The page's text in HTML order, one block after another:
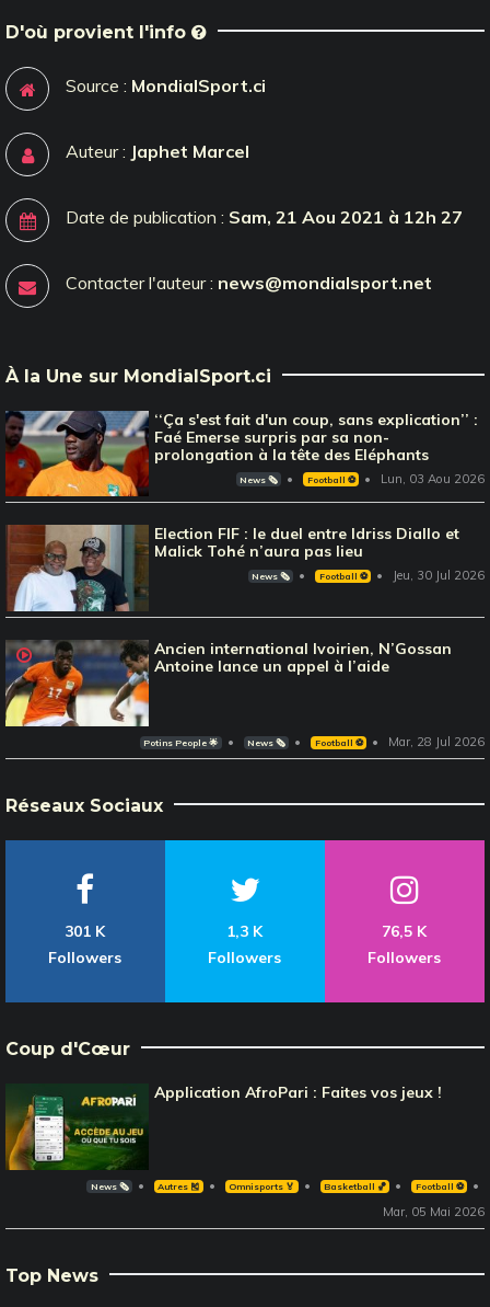
D'où provient l'info
Source : MondialSport.ci
Auteur : Japhet Marcel
Date de publication : Sam, 21 Aou 2021 à 12h 27
Contacter l'auteur : news@mondialsport.net
À la Une sur MondialSport.ci
‘‘Ça s'est fait d'un coup, sans explication’’ :
Faé Emerse surpris par sa non-
prolongation à la tête des Eléphants
News 🗞️ Football ⚽️ Lun, 03 Aou 2026
Election FIF : le duel entre Idriss Diallo et
Malick Tohé n’aura pas lieu
News 🗞️ Football ⚽️ Jeu, 30 Jul 2026
Ancien international Ivoirien, N’Gossan
Antoine lance un appel à l’aide
Potins People 🌟 News 🗞️ Football ⚽️ Mar, 28 Jul 2026
Réseaux Sociaux
301 K
Followers
1,3 K
Followers
76,5 K
Followers
Coup d'Cœur
Application AfroPari : Faites vos jeux !
News 🗞️ Autres 🎽 Omnisports 🏅 Basketball 🏀 Football ⚽️
Mar, 05 Mai 2026
Top News